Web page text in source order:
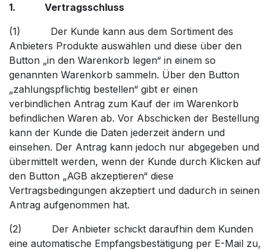
1. Vertragsschluss
(1) Der Kunde kann aus dem Sortiment des
Anbieters Produkte auswählen und diese über den
Button „in den Warenkorb legen“ in einem so
genannten Warenkorb sammeln. Über den Button
„zahlungspflichtig bestellen“ gibt er einen
verbindlichen Antrag zum Kauf der im Warenkorb
befindlichen Waren ab. Vor Abschicken der Bestellung
kann der Kunde die Daten jederzeit ändern und
einsehen. Der Antrag kann jedoch nur abgegeben und
übermittelt werden, wenn der Kunde durch Klicken auf
den Button „AGB akzeptieren“ diese
Vertragsbedingungen akzeptiert und dadurch in seinen
Antrag aufgenommen hat.
(2) Der Anbieter schickt daraufhin dem Kunden
eine automatische Empfangsbestätigung per E-Mail zu,